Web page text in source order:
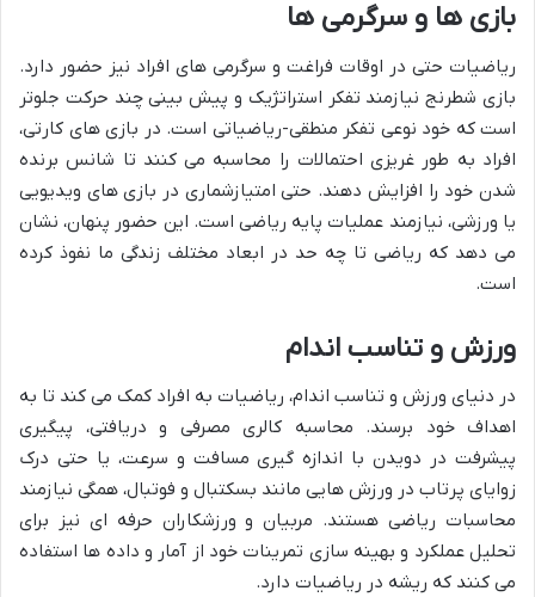
بازی ها و سرگرمی ها
ریاضیات حتی در اوقات فراغت و سرگرمی های افراد نیز حضور دارد.
بازی شطرنج نیازمند تفکر استراتژیک و پیش بینی چند حرکت جلوتر
است که خود نوعی تفکر منطقی-ریاضیاتی است. در بازی های کارتی،
افراد به طور غریزی احتمالات را محاسبه می کنند تا شانس برنده
شدن خود را افزایش دهند. حتی امتیازشماری در بازی های ویدیویی
یا ورزشی، نیازمند عملیات پایه ریاضی است. این حضور پنهان، نشان
می دهد که ریاضی تا چه حد در ابعاد مختلف زندگی ما نفوذ کرده
است.
ورزش و تناسب اندام
در دنیای ورزش و تناسب اندام، ریاضیات به افراد کمک می کند تا به
اهداف خود برسند. محاسبه کالری مصرفی و دریافتی، پیگیری
پیشرفت در دویدن با اندازه گیری مسافت و سرعت، یا حتی درک
زوایای پرتاب در ورزش هایی مانند بسکتبال و فوتبال، همگی نیازمند
محاسبات ریاضی هستند. مربیان و ورزشکاران حرفه ای نیز برای
تحلیل عملکرد و بهینه سازی تمرینات خود از آمار و داده ها استفاده
می کنند که ریشه در ریاضیات دارد.